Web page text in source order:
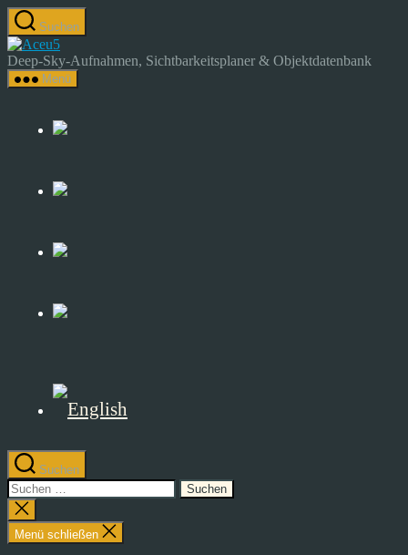
Zum
Inhalt
springen
Suchen
Astrocamp
–
Astrofotografie
Sky-
Deep-Sky-Aufnahmen, Sichtbarkeitsplaner & Objektdatenbank
Menü
Suchen
Suchen
nach:
Suche
schließen
Menü schließen